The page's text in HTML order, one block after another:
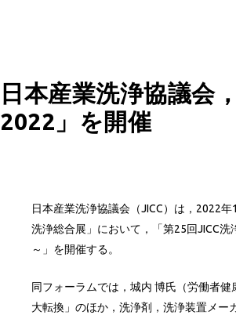
日本産業洗浄協議会
2022」を開催
日本産業洗浄協議会（JICC）は，2022
洗浄総合展」において，「第25回JICC
～」を開催する。
同フォーラムでは，城内 博氏（労働者
大転換」のほか，洗浄剤，洗浄装置メー